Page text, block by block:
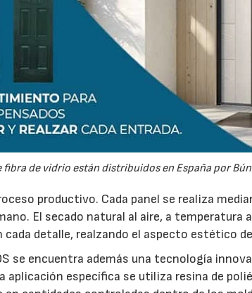
fibra de vidrio están distribuidos en España por
productivo. Cada panel se realiza
El secado natural al aire, a
cada detalle, realzando el aspecto estético
se encuentra además una tecnología
aplicación específica se utiliza resina de